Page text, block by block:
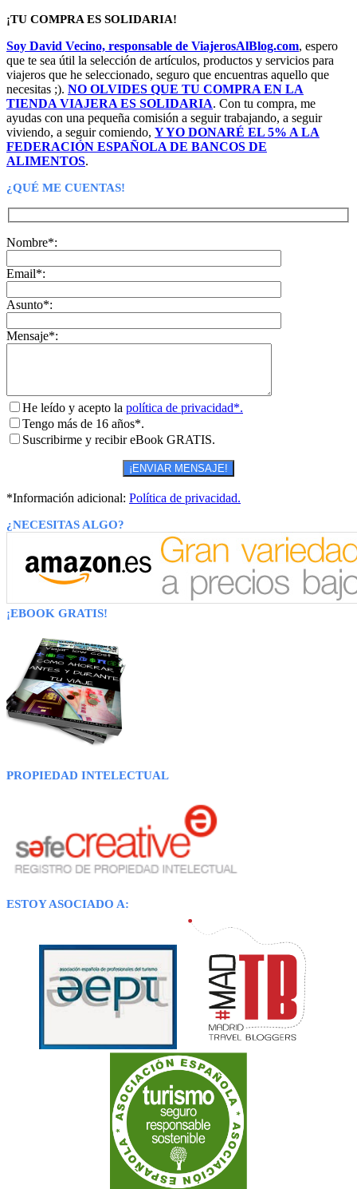
¡TU COMPRA ES SOLIDARIA!
Soy David Vecino, responsable de ViajerosAlBlog.com, espero
que te sea útil la selección de artículos, productos y servicios para
viajeros que he seleccionado, seguro que encuentras aquello que
necesitas ;). NO OLVIDES QUE TU COMPRA EN LA
TIENDA VIAJERA ES SOLIDARIA. Con tu compra, me
ayudas con una pequeña comisión a seguir trabajando, a seguir
viviendo, a seguir comiendo, Y YO DONARÉ EL 5% A LA
FEDERACIÓN ESPAÑOLA DE BANCOS DE
ALIMENTOS.
¿QUÉ ME CUENTAS!
Nombre*:
Email*:
Asunto*:
Mensaje*:
He leído y acepto la política de privacidad*.
Tengo más de 16 años*.
Suscribirme y recibir eBook GRATIS.
*Información adicional: Política de privacidad.
¿NECESITAS ALGO?
¡EBOOK GRATIS!
PROPIEDAD INTELECTUAL
ESTOY ASOCIADO A: